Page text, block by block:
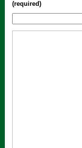
(required)